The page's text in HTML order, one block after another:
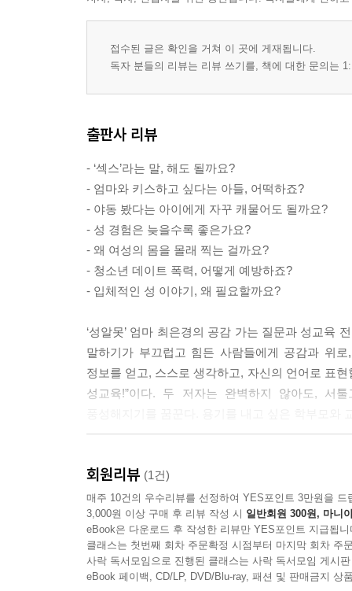
접수된 글은 확인을 거쳐 이 곳에 게재됩니다.
독자 분들의 리뷰는 리뷰 쓰기를, 책에 대한 문의는
출판사 리뷰
- ‘섹스’라는 말, 해도 될까요?
- 엄마와 키스하고 싶다는 아들, 어떡하죠?
- 야동 봤다는 아이에게 자꾸 캐물어도 될까요?
- 성 경험은 늦을수록 좋은가요?
- 왜 여성의 몸을 몰래 찍는 걸까요?
- 청소년 데이트 폭력, 어떻게 예방하죠?
- 입체적인 성 이야기, 왜 필요할까요?
‘성알못’ 엄마 최은경의 공감 가는 질문과 성교육
말하기가 부끄럽고 힘든 사람들에게 공감과 위
정보를 얻고, 스스로 생각하고, 자신의 언어로 표
성교육!”이다. 두 저자는 완벽하지 않아도, 서
우리가 표현할 수 있는 여러 감정과 느낌이 존재
성을 제대로 알고 누릴 수 있다면 얼마나 좋을
그동안 성을 너무 납작하게만 봐왔는지도 모르겠
110쪽)
‘나의 언어’로 묻고 답하는 자유로운 성 이야기
회원리뷰 (1건)
매주 10건의 우수리뷰를 선정하여 YES포인트 3만원을 드
3,000원 이상 구매 후 리뷰 작성 시 일반회원 300원, 마니
eBook은 다운로드 후 작성한 리뷰만 YES포인트 지급됩니
클래스는 첫번째 회차 주문확정 시점부터 마지막 회차 주
사락 독서모임으로 진행된 클래스는 사락 독서모임 게시
eBook 페이백, CD/LP, DVD/Blu-ray, 패션 및 판매금지 상